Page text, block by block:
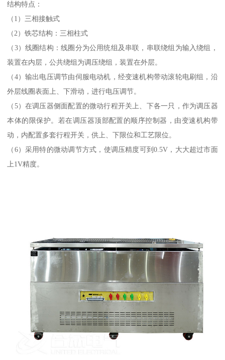
结构特点：
（1）三相接触式
（2）铁芯结构：三相柱式
（3）线圈结构：线圈分为公用统组及串联，串联绕组为输入绕组，
装置在内层，公共绕组为调压绕组，装置在外层。
（4）输出电压调节由伺服电动机，经变速机构带动滚轮电刷组，沿
外层线圈表面上、下滑动，进行电压调节。
（5）在调压器侧面配置的微动行程开关上、下各一只，作为调压器
本体的限保护。若在调压器顶部配置的顺序控制器，由变速机构带
动，内配置多套行程开关，供上、下限位和工艺限位。
（6）采用特的微动调节方式，使调压精度可到0.5V，大大超过市面
上1V精度。